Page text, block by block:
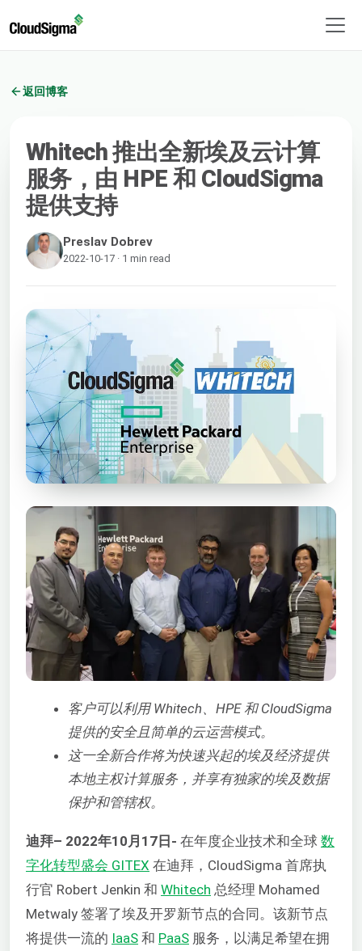
返回博客
Whitech 推出全新埃及云计算
服务，由 HPE 和 CloudSigma
提供支持
Preslav Dobrev
2022-10-17 · 1 min read
客户可以利用 Whitech、HPE 和 CloudSigma
提供的安全且简单的云运营模式。
这一全新合作将为快速兴起的埃及经济提供
本地主权计算服务，并享有独家的埃及数据
保护和管辖权。
迪拜– 2022年10月17日- 在年度企业技术和全球 数
字化转型盛会 GITEX 在迪拜，CloudSigma 首席执
行官 Robert Jenkin 和 Whitech 总经理 Mohamed
Metwaly 签署了埃及开罗新节点的合同。该新节点
将提供一流的 IaaS 和 PaaS 服务，以满足希望在拥